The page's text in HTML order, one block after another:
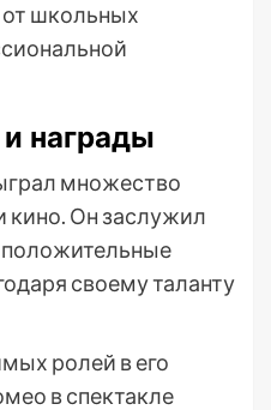
школьных
награды
множество
кино. Он заслужил
положительные
своему таланту
ролей в его
в спектакле